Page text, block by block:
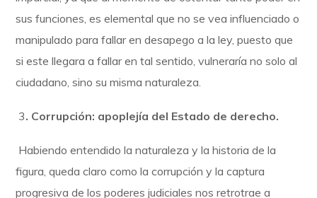
sus funciones, es elemental que no se vea influenciado o
manipulado para fallar en desapego a la ley, puesto que
si este llegara a fallar en tal sentido, vulneraría no solo al
ciudadano, sino su misma naturaleza.
3. Corrupción: apoplejía del Estado de derecho.
Habiendo entendido la naturaleza y la historia de la
figura, queda claro como la corrupción y la captura
progresiva de los poderes judiciales nos retrotrae a